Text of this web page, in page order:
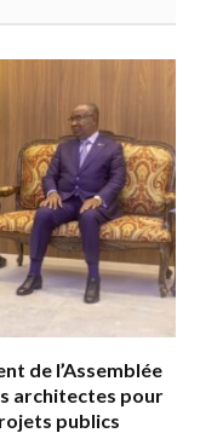
de l’Assemblée
architectes pour
publics